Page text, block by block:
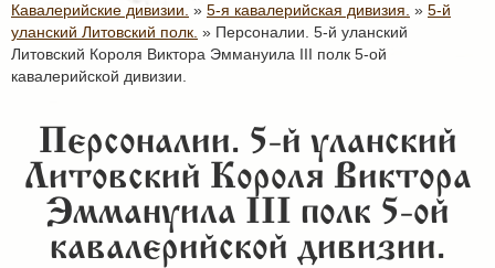
Кавалерийские дивизии. » 5-я кавалерийская дивизия. » 5-й
уланский Литовский полк. » Персоналии. 5-й уланский
Литовский Короля Виктора Эммануила III полк 5-ой
кавалерийской дивизии.
Персоналии. 5-й уланский
Литовский Короля Виктора
Эммануила III полк 5-ой
кавалерийской дивизии.